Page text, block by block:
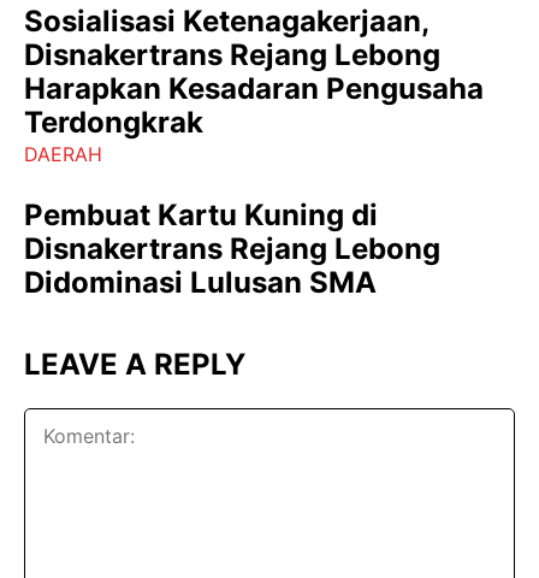
Sosialisasi Ketenagakerjaan,
Disnakertrans Rejang Lebong
Harapkan Kesadaran Pengusaha
Terdongkrak
DAERAH
Pembuat Kartu Kuning di
Disnakertrans Rejang Lebong
Didominasi Lulusan SMA
LEAVE A REPLY